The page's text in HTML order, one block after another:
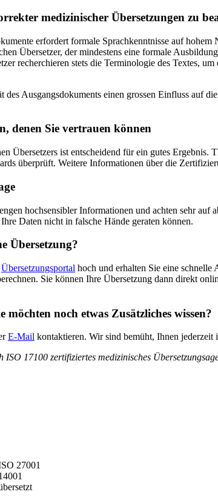
medizinischer Übersetzungen zu
erfordert formale Sprachkenntnisse auf
Übersetzer, der mindestens eine formale
recherchieren stets die Terminologie des Textes,
des Ausgangsdokuments einen grossen Einfluss auf
denen Sie vertrauen können
Übersetzers ist entscheidend für ein gutes
überprüft. Weitere Informationen über die
hochsensibler Informationen und achten sehr
Daten nicht in falsche Hände geraten können.
Übersetzung?
Übersetzungsportal hoch und erhalten Sie eine
Sie können Ihre Übersetzung dann direkt
möchten noch etwas Zusätzliches wissen?
E-Mail kontaktieren. Wir sind bemüht, Ihnen
ISO 17100 zertifiziertes medizinisches
27001